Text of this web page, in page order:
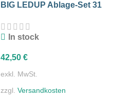
BIG LEDUP Ablage-Set 31
In stock
42,50 €
exkl. MwSt.
zzgl. Versandkosten